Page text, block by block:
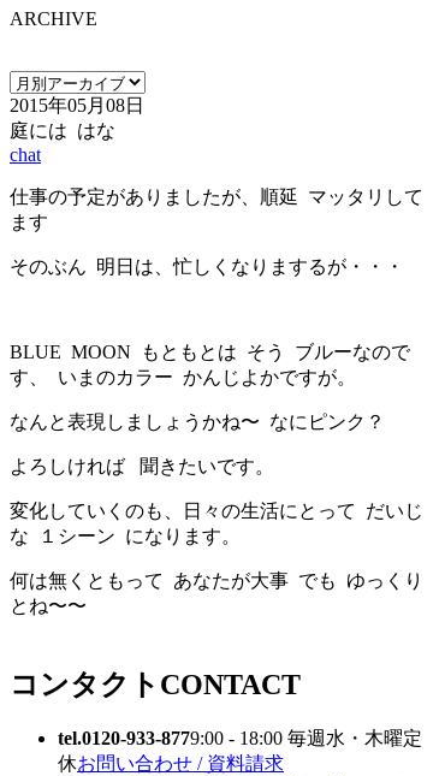
ARCHIVE
2015年05月08日
庭には はな
chat
仕事の予定がありましたが、順延 マッタリして
ます
そのぶん 明日は、忙しくなりまするが・・・
BLUE MOON もともとは そう ブルーなので
す、 いまのカラー かんじよかですが。
なんと表現しましょうかね〜 なにピンク？
よろしければ 聞きたいです。
変化していくのも、日々の生活にとって だいじ
な １シーン になります。
何は無くともって あなたが大事 でも ゆっくり
とね〜〜
コンタクト CONTACT
tel.0120-933-8779:00 - 18:00 毎週水・木曜定
休お問い合わせ / 資料請求